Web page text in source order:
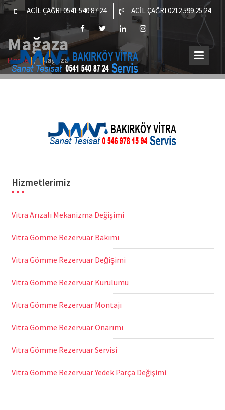
Skip
ACİL ÇAĞRI 0541 540 87 24 ACİL ÇAĞRI 0212 599 25 24
Mağaza
Home Mağaza
Hizmetlerimiz
Vitra Arızalı Mekanizma Değişimi
Vitra Gömme Rezervuar Bakımı
Vitra Gömme Rezervuar Değişimi
Vitra Gömme Rezervuar Kurulumu
Vitra Gömme Rezervuar Montajı
Vitra Gömme Rezervuar Onarımı
Vitra Gömme Rezervuar Servisi
Vitra Gömme Rezervuar Yedek Parça Değişimi